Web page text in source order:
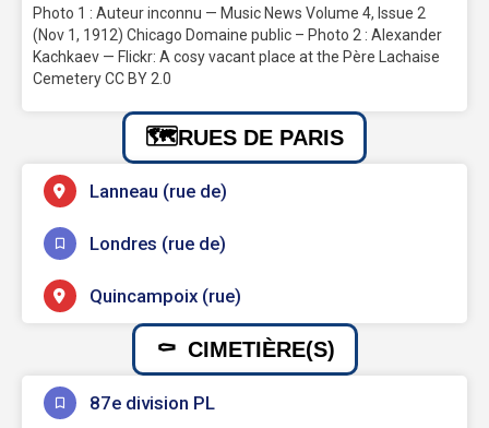
Photo 1 : Auteur inconnu — Music News Volume 4, Issue 2
(Nov 1, 1912) Chicago Domaine public – Photo 2 : Alexander
Kachkaev — Flickr: A cosy vacant place at the Père Lachaise
Cemetery CC BY 2.0
RUES DE PARIS
Lanneau (rue de)
Londres (rue de)
Quincampoix (rue)
CIMETIÈRE(S)
87e division PL